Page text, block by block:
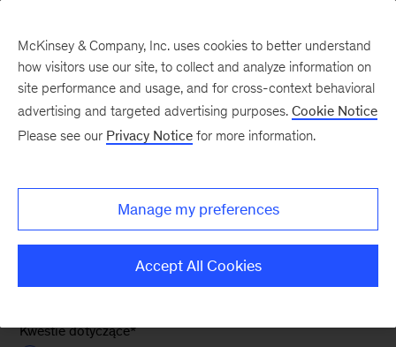
Dziękujemy za zainteresowanie firmą McKinsey &
prosimy o kontakt z recepcją. Pytania związane z
rekrutacją, usługami doradczymi, a także pytania
ze strony mediów prosimy wysyłać za pomocą
poniższego formularza:
Kwestie dotyczące*
McKinsey & Company, Inc. uses cookies to better understand
how visitors use our site, to collect and analyze information on
site performance and usage, and for cross-context behavioral
advertising and targeted advertising purposes. Cookie Notice
Please see our Privacy Notice for more information.
Manage my preferences
Accept All Cookies